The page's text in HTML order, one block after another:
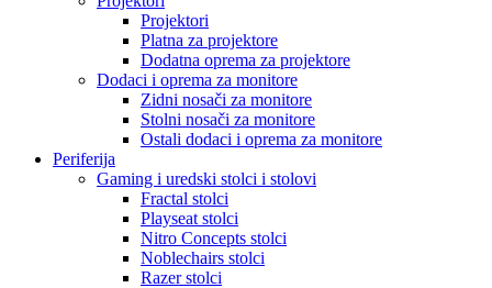
Projektori
Platna za projektore
Dodatna oprema za projektore
Dodaci i oprema za monitore
Zidni nosači za monitore
Stolni nosači za monitore
Ostali dodaci i oprema za monitore
Periferija
Gaming i uredski stolci i stolovi
Fractal stolci
Playseat stolci
Nitro Concepts stolci
Noblechairs stolci
Razer stolci